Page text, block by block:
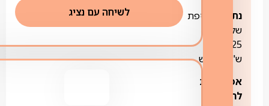
נתב:
בתוספת
של
25
ש"ח לחודש
אפשרויות
להוספת
לשיחה עם נציג